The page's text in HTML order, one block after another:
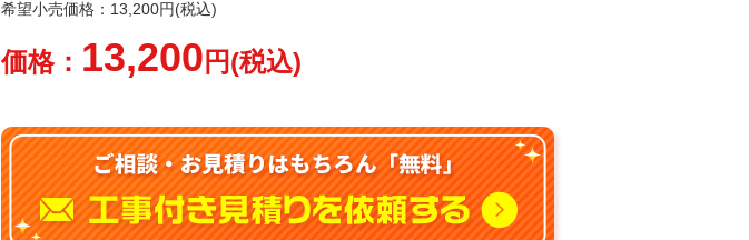
希望小売価格：13,200円(税込)
価格： 13,200 円(税込)